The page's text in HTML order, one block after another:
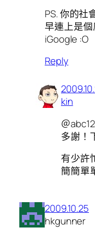
PS. 你的社
早連上是
iGoogle :O
Reply
kin
＠
多謝！
有少許
簡簡單
2009.10.25
hkgunner